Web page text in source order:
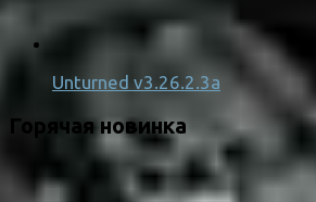
Unturned v3.26.2.3a
Горячая новинка